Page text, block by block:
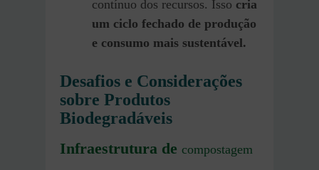
contínuo dos recursos. Isso cria
um ciclo fechado de produção
e consumo mais sustentável.
Desafios e Considerações
sobre Produtos
Biodegradáveis
Infraestrutura de compostagem